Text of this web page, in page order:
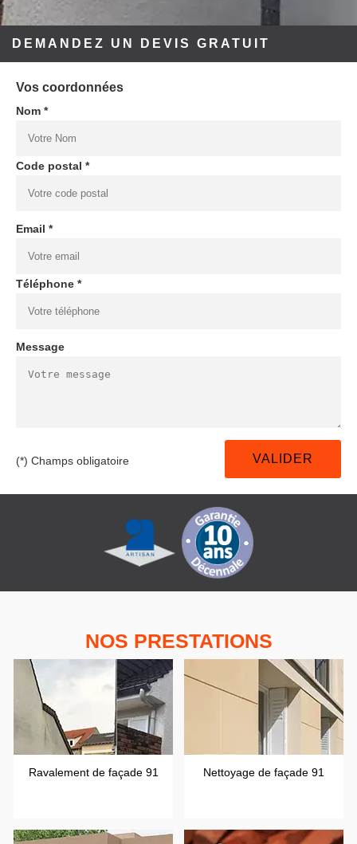
DEMANDEZ UN DEVIS GRATUIT
Vos coordonnées
Nom *
Code postal *
Email *
Téléphone *
Message
(*) Champs obligatoire
NOS PRESTATIONS
Ravalement de façade 91 Nettoyage de façade 91